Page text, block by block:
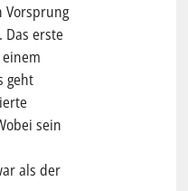
Vorsprung
erste
geht
sein
als der